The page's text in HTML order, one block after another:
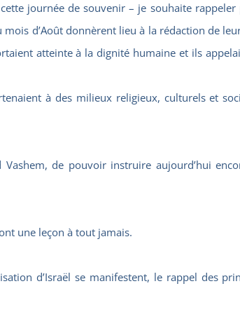
journée de souvenir – je souhaite
d’Août donnèrent lieu à la rédaction de
atteinte à la dignité humaine et ils
à des milieux religieux, culturels et
de pouvoir instruire aujourd’hui
une leçon à tout jamais.
d’Israël se manifestent, le rappel des